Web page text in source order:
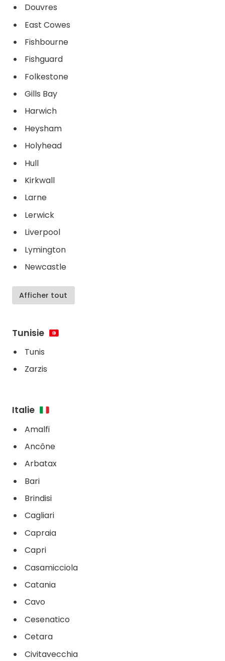
Douvres
East Cowes
Fishbourne
Fishguard
Folkestone
Gills Bay
Harwich
Heysham
Holyhead
Hull
Kirkwall
Larne
Lerwick
Liverpool
Lymington
Newcastle
Afficher tout
Tunisie
Tunis
Zarzis
Italie
Amalfi
Ancône
Arbatax
Bari
Brindisi
Cagliari
Capraia
Capri
Casamicciola
Catania
Cavo
Cesenatico
Cetara
Civitavecchia